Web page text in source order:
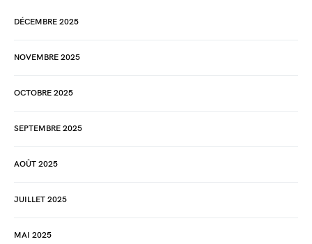
DÉCEMBRE 2025
NOVEMBRE 2025
OCTOBRE 2025
SEPTEMBRE 2025
AOÛT 2025
JUILLET 2025
MAI 2025